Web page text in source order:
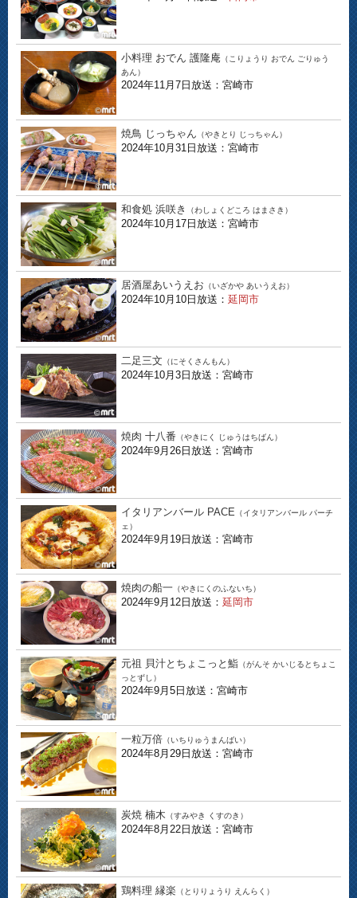
小料理 おでん 護隆庵 （こりょうり おでん ごりゅう
あん）
2024年11月7日放送：宮崎市
焼鳥 じっちゃん （やきとり じっちゃん）
2024年10月31日放送：宮崎市
和食処 浜咲き （わしょくどころ はまさき）
2024年10月17日放送：宮崎市
居酒屋あいうえお （いざかや あいうえお）
2024年10月10日放送： 延岡市
二足三文 （にそくさんもん）
2024年10月3日放送：宮崎市
焼肉 十八番 （やきにく じゅうはちばん）
2024年9月26日放送：宮崎市
イタリアンバール PACE （イタリアンバール パーチ
ェ）
2024年9月19日放送：宮崎市
焼肉の船一 （やきにくのふないち）
2024年9月12日放送： 延岡市
元祖 貝汁とちょこっと鮨 （がんそ かいじるとちょこ
っとずし）
2024年9月5日放送：宮崎市
一粒万倍 （いちりゅうまんばい）
2024年8月29日放送：宮崎市
炭焼 楠木 （すみやき くすのき）
2024年8月22日放送：宮崎市
鶏料理 縁楽 （とりりょうり えんらく）